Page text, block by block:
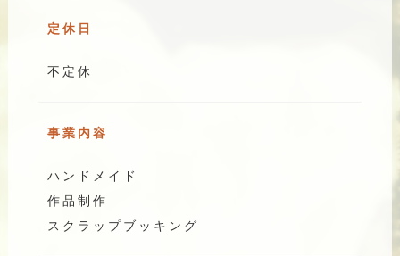
定休日
不定休
事業内容
ハンドメイド
作品制作
スクラップブッキング